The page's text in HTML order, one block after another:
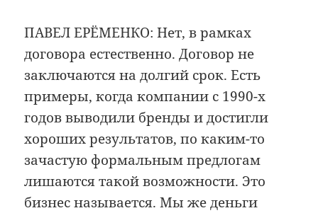
ПАВЕЛ ЕРЁМЕНКО: Нет, в рамках
договора естественно. Договор не
заключаются на долгий срок. Есть
примеры, когда компании с 1990-х
годов выводили бренды и достигли
хороших результатов, по каким-то
зачастую формальным предлогам
лишаются такой возможности. Это
бизнес называется. Мы же деньги